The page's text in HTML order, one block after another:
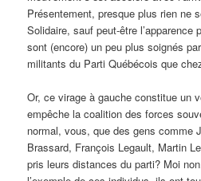
Présentement, presque plus rien ne
Solidaire, sauf peut-être l’apparence
sont (encore) un peu plus soignés
militants du Parti Québécois que
Or, ce virage à gauche constitue un
empêche la coalition des forces
normal, vous, que des gens comme
Brassard, François Legault, Martin
pris leurs distances du parti? Moi